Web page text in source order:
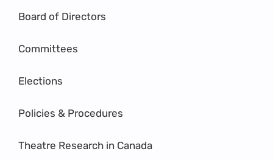
Board of Directors
Committees
Elections
Policies & Procedures
Theatre Research in Canada